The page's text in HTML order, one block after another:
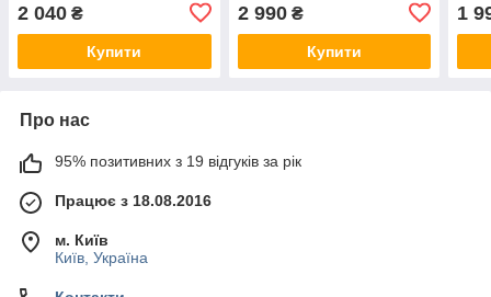
2 040 ₴
Купити
2 990₴
Купити
1
Про нас
95% позитивних з 19 відгуків за рік
Працює з 18.08.2016
м. Київ
Київ, Україна